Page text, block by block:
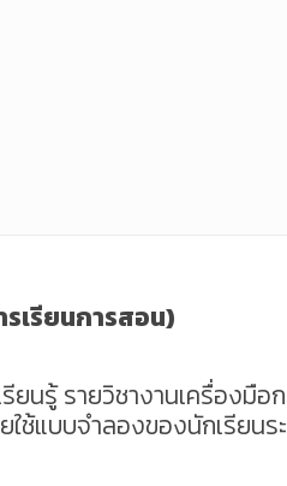
รเรียนการสอน)
ยนรู้ รายวิชางานเครื่องมื
ช้แบบจำลองของนักเรียนร